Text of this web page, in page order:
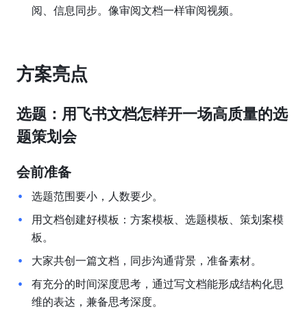
阅、信息同步。像审阅文档一样审阅视频。
方案亮点
选题：用飞书文档怎样开一场高质量的选
题策划会
会前准备
选题范围要小，人数要少。
用文档创建好模板：方案模板、选题模板、策划案模
板。
大家共创一篇文档，同步沟通背景，准备素材。
有充分的时间深度思考，通过写文档能形成结构化思
维的表达，兼备思考深度。